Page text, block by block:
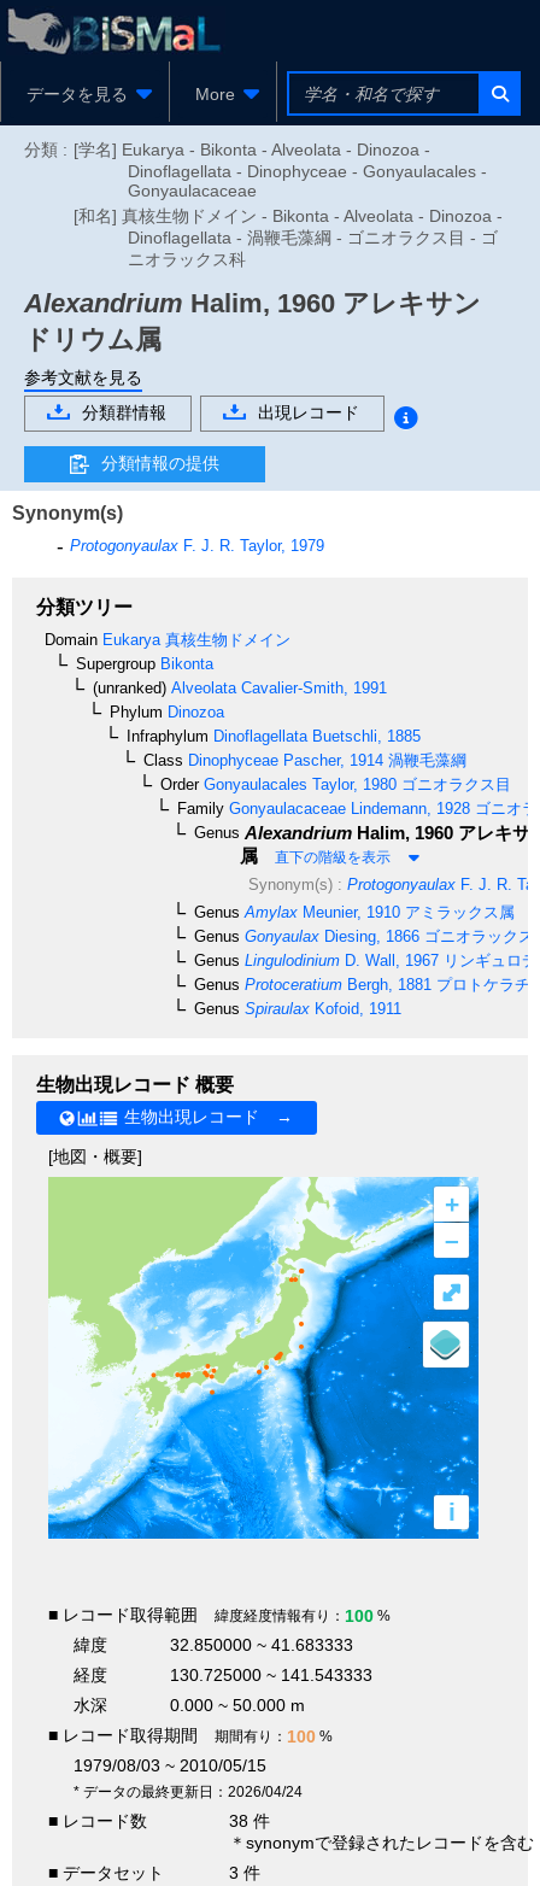
データを見る More
分類 : [学名] Eukarya - Bikonta - Alveolata - Dinozoa -
Dinoflagellata - Dinophyceae - Gonyaulacales -
Gonyaulacaceae
[和名] 真核生物ドメイン - Bikonta - Alveolata - Dinozoa -
Dinoflagellata - 渦鞭毛藻綱 - ゴニオラクス目 - ゴ
ニオラックス科
Alexandrium Halim, 1960 アレキサン
ドリウム属
参考文献を見る
分類群情報
出現レコード
分類情報の提供
Synonym(s)
Protogonyaulax F. J. R. Taylor, 1979
分類ツリー
Domain Eukarya 真核生物ドメイン
Supergroup Bikonta
(unranked) Alveolata Cavalier-Smith, 1991
Phylum Dinozoa
Infraphylum Dinoflagellata Buetschli, 1885
Class Dinophyceae Pascher, 1914 渦鞭毛藻綱
OrderGonyaulacales Taylor, 1980 ゴニオラクス目
Family Gonyaulacaceae Lindemann, 1928 ゴニオ
Genus Alexandrium Halim, 1960 アレキサ
属
直下の階級を表示
Synonym(s) : ProtogonyaulaxF. J. R.
Genus Amylax Meunier, 1910 アミラックス属
Genus Gonyaulax Diesing, 1866 ゴニオラックス
Genus Lingulodinium D. Wall, 1967 リンギュロ
Genus Protoceratium Bergh, 1881 プロトケラチ
Genus Spiraulax Kofoid, 1911
生物出現レコード 概要
生物出現レコード →
[地図・概要]
+
–
i
⤢
■ レコード取得範囲 緯度経度情報有り： 100 %
緯度
32.850000 ~ 41.683333
経度
130.725000 ~ 141.543333
水深
0.000 ~ 50.000 m
■ レコード取得期間
期間有り： 100 %
1979/08/03 ~ 2010/05/15
* データの最終更新日：2026/04/24
■ レコード数
38 件
＊synonymで登録されたレコードを含む
■ データセット
3 件